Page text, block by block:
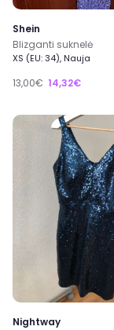
Shein
Blizganti suknelė
XS (EU: 34), Nauja
13,00€ 14,32€
Nightway